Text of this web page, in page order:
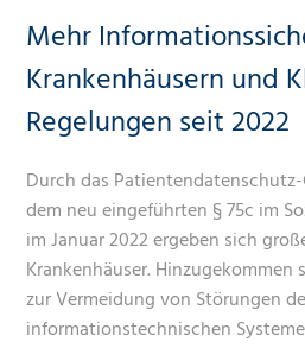
Mehr
Krankenhäusern und
Regelungen seit 2022
Durch das Patientendatenschutz-
dem neu eingeführten § 75c im
im Januar 2022 ergeben sich
Krankenhäuser.
zur Vermeidung von Störungen
informationstechnischen